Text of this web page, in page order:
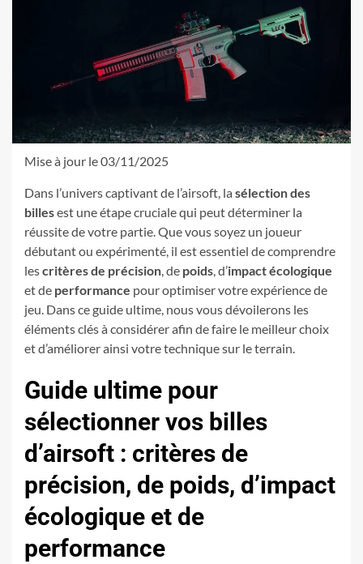
Mise à jour le 03/11/2025
Dans l’univers captivant de l’airsoft, la sélection des
billesest une étape cruciale qui peut déterminer la
réussite de votre partie. Que vous soyez un joueur
débutant ou expérimenté, il est essentiel de comprendre
lescritères de précision, de poids, d’impact écologique
et de performance pour optimiser votre expérience de
jeu. Dans ce guide ultime, nous vous dévoilerons les
éléments clés à considérer afin de faire le meilleur choix
et d’améliorer ainsi votre technique sur le terrain.
Guide ultime pour
sélectionner vos billes
d’airsoft : critères de
précision, de poids, d’impact
écologique et de
performance